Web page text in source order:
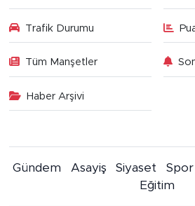
Trafik Durumu
Tüm Manşetler
Haber Arşivi
Gündem Asayiş Siyaset Spor
Eğitim